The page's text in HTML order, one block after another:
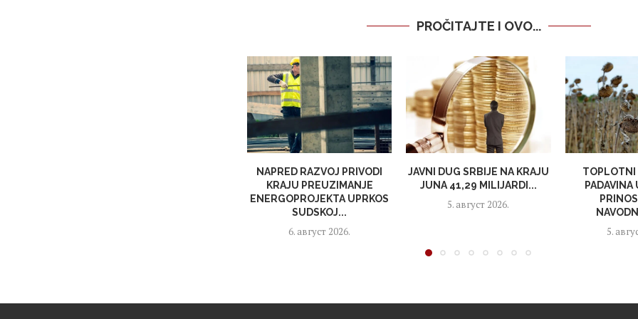
PROČITAJTE I OVO...
NAPRED RAZVOJ PRIVODI
KRAJU PREUZIMANJE
ENERGOPROJEKTA UPRKOS
SUDSKOJ...
6. август 2026.
JAVNI DUG SRBIJE NA KRAJU
JUNA 41,29 MILIJARDI...
5. август 2026.
TOPLOTNI
PADAVINA
5.